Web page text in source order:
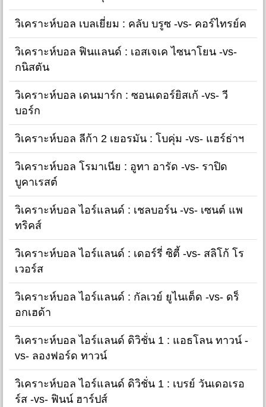
วิเคราะห์บอล เบลเยี่ยม : คลับ บรูซ -vs- คอร์ไทรย์ค
วิเคราะห์บอล ฟินแลนด์ : เอสเจเค ไซนาโยน -vs-
กนิสตัน
วิเคราะห์บอล เดนมาร์ก : ซอนเดอร์ยิสเก้ -vs- วี
บอร์ก
วิเคราะห์บอล ลีก้า 2 เยอรมัน : โบคุ่ม -vs- แฮร์ธ่าฯ
วิเคราะห์บอล โรมาเนีย : อูทา อารัด -vs- ราปิด
บูคาเรสต์
วิเคราะห์บอล ไอร์แลนด์ : เชลบอร์น -vs- เซนต์ แพ
ทริคส์
วิเคราะห์บอล ไอร์แลนด์ : เดอร์รี่ ซิตี้ -vs- สลิโก้ โร
เวอร์ส
วิเคราะห์บอล ไอร์แลนด์ : กัลเวย์ ยูไนเต็ด -vs- ดร็
อกเฮด้า
วิเคราะห์บอล ไอร์แลนด์ ดิวิชั่น 1 : แอธโลน ทาวน์ -
vs- ลองฟอร์ด ทาวน์
วิเคราะห์บอล ไอร์แลนด์ ดิวิชั่น 1 : เบรย์ วันเดอเรอ
ร์ส -vs- ฟินน์ ฮาร์ปส์